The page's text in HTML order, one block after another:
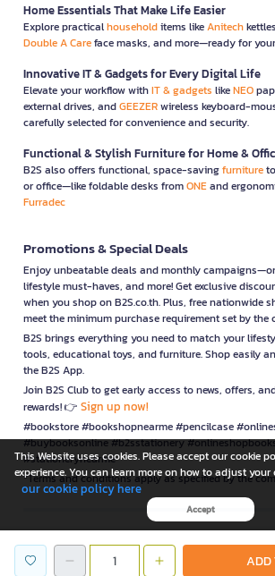
ADD
Home Essentials That Make Life Easier
Explore practicalhouseholditems likeAnitech
Double A Careface masks, and more—ready for
Innovative IT & Gadgets for Every Digital Life
Elevate your workflow withIT & gadgets likeNEO
external drives, andGEEZERwireless keyboard-
carefully selected for convenience and security.
Functional & Stylish Furniture for Home &
B2S also offers functional, space-savingfurniture
or office—like foldable desks fromONEand
Furradec
Promotions & Special Deals
Enjoy unbeatable deals and monthly
lifestyle must-haves, and more! Get exclusive
when you shop on B2S.co.th. Plus, free nationwide
meet the minimum purchase requirement set by the
B2S brings everything you need to match your
tools, educational toys, and furniture. Shop easily
the B2S App.
Join B2S Club to get early access to news, offers,
rewards! 👉 Sign up now!
#bookstore #bookshopnearme #pencilcase
#buybooksonline #b2sstationery
#stationerynearme
*Terms and conditions apply as specified by the
is a company operating under
This Website uses cookies. Please accept our cookie
experience. You can learn more on how to adjust
our cookie policy here
Accept